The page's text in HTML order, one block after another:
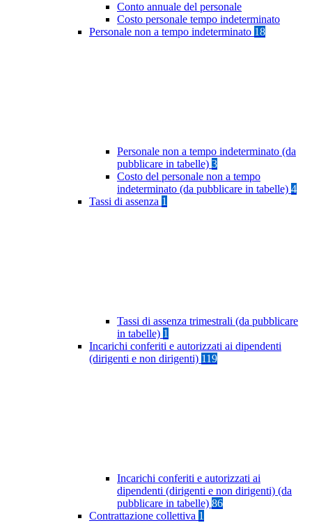
Conto annuale del personale
Costo personale tempo indeterminato
Personale non a tempo indeterminato 18
Personale non a tempo indeterminato (da
pubblicare in tabelle) 3
Costo del personale non a tempo
indeterminato (da pubblicare in tabelle) 4
Tassi di assenza 1
Tassi di assenza trimestrali (da pubblicare
in tabelle) 1
Incarichi conferiti e autorizzati ai dipendenti
(dirigenti e non dirigenti) 119
Incarichi conferiti e autorizzati ai
dipendenti (dirigenti e non dirigenti) (da
pubblicare in tabelle) 86
Contrattazione collettiva 1